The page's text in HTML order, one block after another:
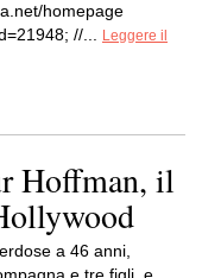
homepage
//...
Leggere il
Hoffman, il
a 46 anni,